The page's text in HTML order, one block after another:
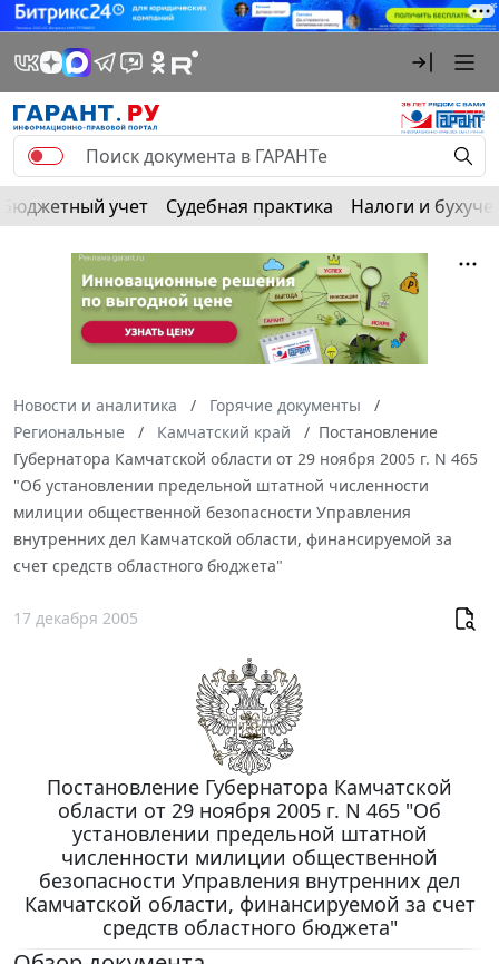
Бюджетный учет Судебная практика Налоги и
Новости и аналитика
Горячие документы
Региональные
Камчатский край
Постановление
Губернатора Камчатской области от 29 ноября 2005 г. N 465
"Об установлении предельной штатной численности
милиции общественной безопасности Управления
внутренних дел Камчатской области, финансируемой за
счет средств областного бюджета"
17 декабря 2005
Постановление Губернатора Камчатской
области от 29 ноября 2005 г. N 465 "Об
установлении предельной штатной
численности милиции общественной
безопасности Управления внутренних дел
Камчатской области, финансируемой за счет
средств областного бюджета"